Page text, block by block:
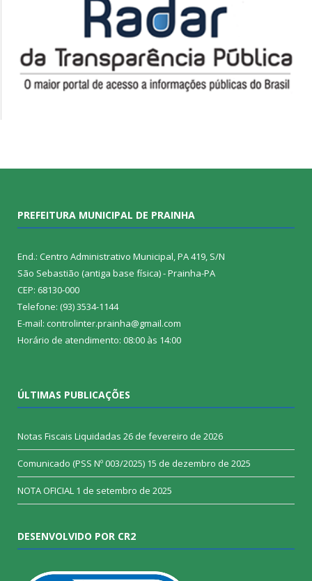
PREFEITURA MUNICIPAL DE PRAINHA
End.: Centro Administrativo Municipal, PA 419, S/N
São Sebastião (antiga base física) - Prainha-PA
CEP: 68130-000
Telefone: (93) 3534-1144
E-mail: controlinter.prainha@gmail.com
Horário de atendimento: 08:00 às 14:00
ÚLTIMAS PUBLICAÇÕES
Notas Fiscais Liquidadas 26 de fevereiro de 2026
Comunicado (PSS Nº 003/2025) 15 de dezembro de 2025
NOTA OFICIAL 1 de setembro de 2025
DESENVOLVIDO POR CR2